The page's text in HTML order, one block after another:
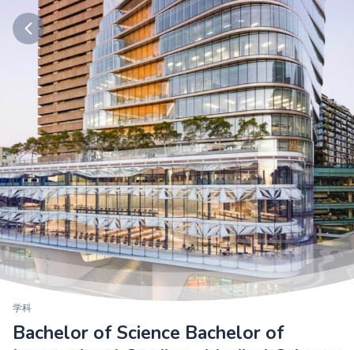
学科
Bachelor of Science Bachelor of